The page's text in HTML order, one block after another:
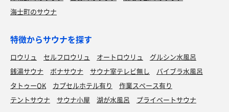
海士町のサウナ
特徴からサウナを探す
ロウリュ セルフロウリュ オートロウリュ
グルシン水風呂
銭湯サウナ
ボナサウナ サウナ室テレビ無し
バイブラ水風呂
タトゥーOK
カプセルホテル有り
作業スペース有り
テントサウナ
サウナ小屋 湖が水風呂 プライベートサウナ